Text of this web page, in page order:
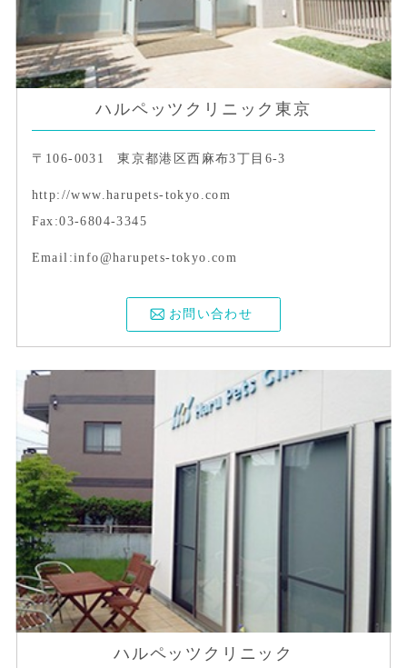
ハルペッツクリニック東京
〒106-0031 東京都港区西麻布3丁目6-3
http://www.harupets-tokyo.com
Fax:03-6804-3345
Email:info@harupets-tokyo.com
お問い合わせ
ハルペッツクリニック